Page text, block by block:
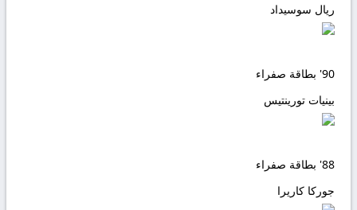
ريال سوسيداد
90' بطاقة صفراء
بينيات تورينتيس
88' بطاقة صفراء
جوركا كاريرا